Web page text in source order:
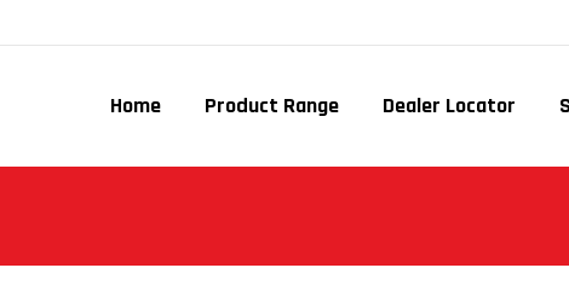
Home Product Range Dealer Locator